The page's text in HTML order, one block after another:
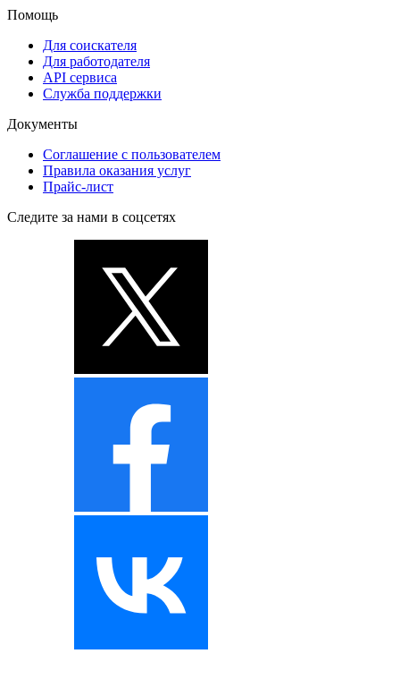
Помощь
Для соискателя
Для работодателя
API сервиса
Служба поддержки
Документы
Соглашение с пользователем
Правила оказания услуг
Прайс-лист
Следите за нами в соцсетях